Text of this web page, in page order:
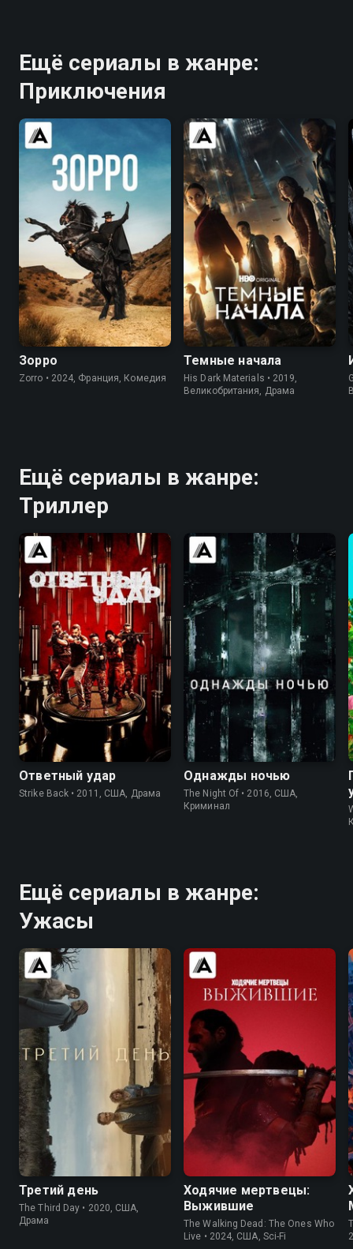
Ещё сериалы в жанре:
Приключения
Зорро
Zorro • 2024, Франция, Комедия
7.8 7.7
Темные начала
His Dark Materials • 2019,
Великобритания, Драма
Ещё сериалы в жанре:
Триллер
7.5
Ответный удар
Strike Back • 2011, США, Драма
7.8 8.4
Однажды ночью
The Night Of • 2016, США,
Криминал
Ещё сериалы в жанре:
Ужасы
6.2
Третий день
The Third Day • 2020, США,
Драма
7.5 7.7
Ходячие мертвецы:
Выжившие
The Walking Dead: The Ones Who
Live • 2024, США, Sci-Fi